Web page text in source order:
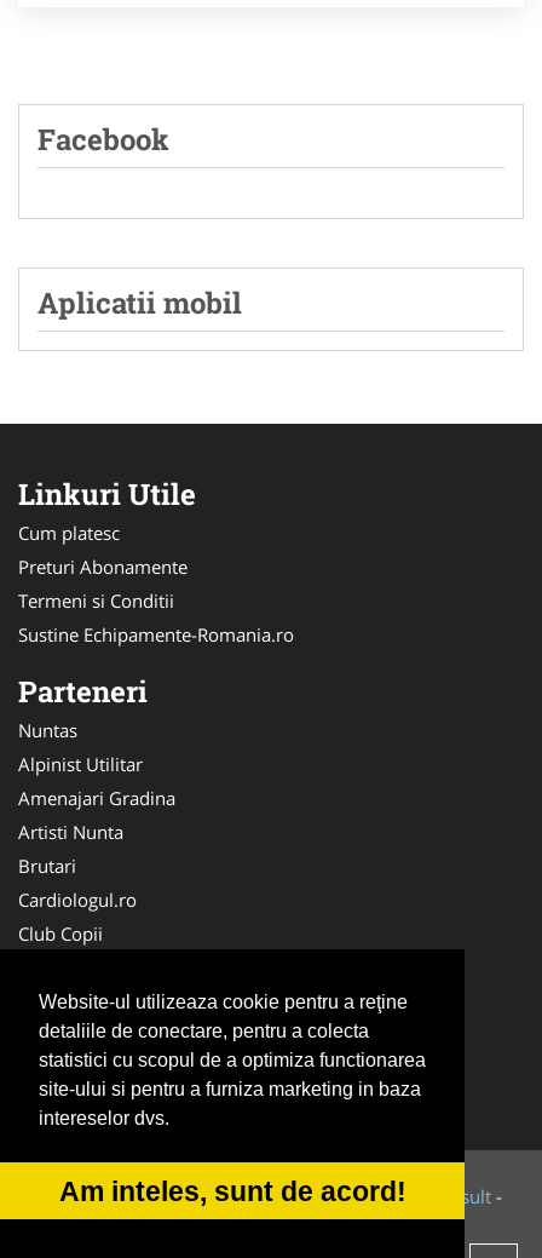
Website-ul utilizeaza cookie pentru a reţine
detaliile de conectare, pentru a colecta
statistici cu scopul de a optimiza functionarea
site-ului si pentru a furniza marketing in baza
intereselor dvs.
Am inteles, sunt de acord!
Facebook
Aplicatii mobil
Linkuri Utile
Cum platesc
Preturi Abonamente
Termeni si Conditii
Sustine Echipamente-Romania.ro
Parteneri
Nuntas
Alpinist Utilitar
Amenajari Gradina
Artisti Nunta
Brutari
Cardiologul.ro
Club Copii
Ambalaje Romania
Cabinet-Individual.ro
CentruInchirieri.ro
Cursuri Romania
© 2014-2026 Powered byVilonMedia&Tokaido Consult -
ANPC SOL